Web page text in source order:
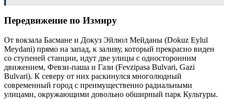
Передвижение по Измиру
От вокзала Басмане и Докуз Эйлюл Мейданы (Dokuz Eylul
Meydani) прямо на запад, к заливу, который прекрасно виден
со ступеней станции, идут две улицы с односторонним
движением, Февзи-паша и Гази (Fevzipasa Bulvari, Gazi
Bulvari). К северу от них раскинулся многолюдный
современный город с преимущественно радиальными
улицами, окружающими довольно обширный парк Культуры.